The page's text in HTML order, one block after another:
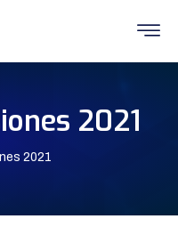
2021
2021